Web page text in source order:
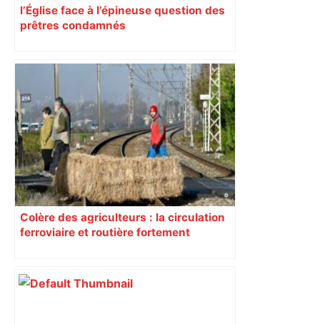
l’Église face à l’épineuse question des
prêtres condamnés
Colère des agriculteurs : la circulation
ferroviaire et routière fortement